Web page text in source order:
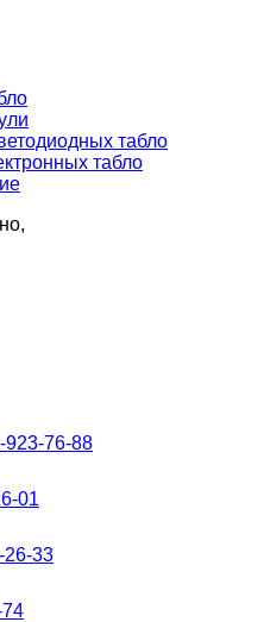
табло
табло
923-76-88
01
26-33